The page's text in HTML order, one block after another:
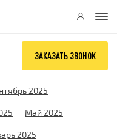
ЗАКАЗАТЬ ЗВОНОК
2025
Май 2025
2025